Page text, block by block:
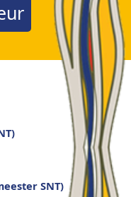
SNT)